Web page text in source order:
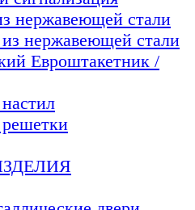
нержавеющей стали
нержавеющей стали
Евроштакетник /